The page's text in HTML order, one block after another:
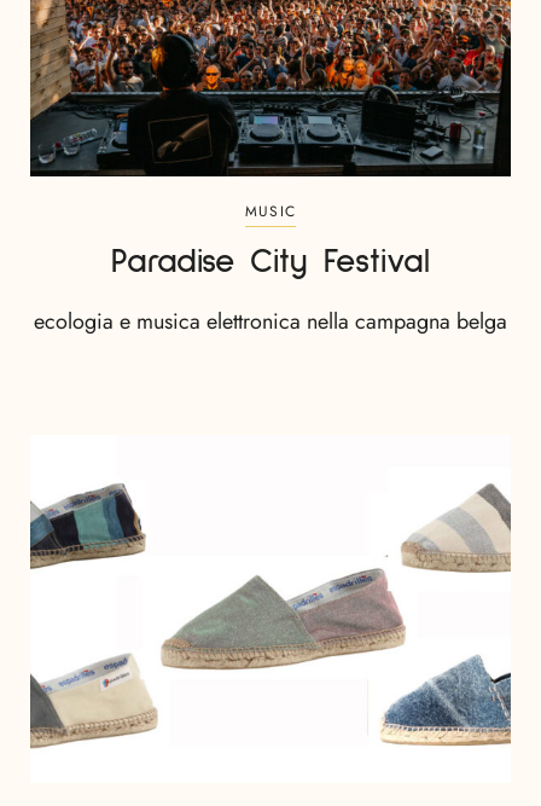
MUSIC
Paradise City Festival
ecologia e musica elettronica nella campagna belga